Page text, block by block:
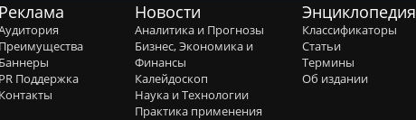
Реклама
Преимущества
Баннеры
PR Поддержка
Контакты
Новости
Аналитика и Прогнозы
Бизнес, Экономика и
Финансы
Калейдоскоп
Наука и Технологии
Практика применения
Энциклопедия
Классификаторы
Статьи
Термины
Об издании